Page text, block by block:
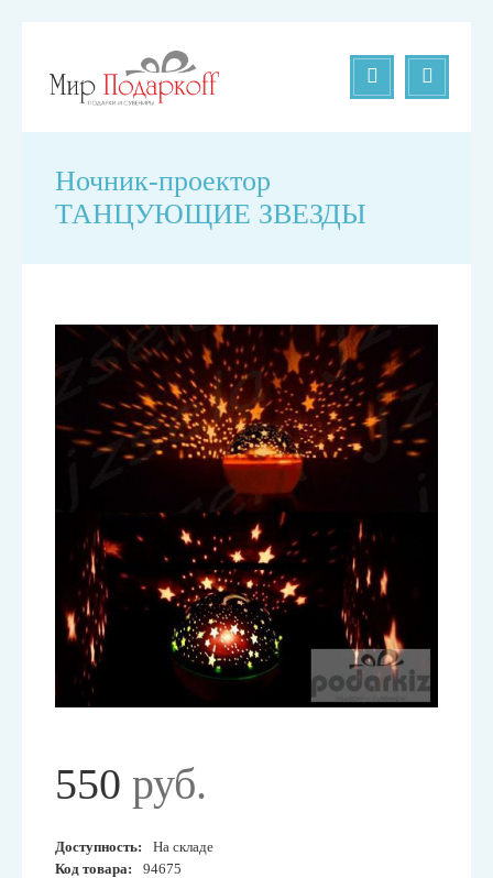
Ночник-проектор
ТАНЦУЮЩИЕ ЗВЕЗДЫ
550 руб.
Доступность:
На складе
Код товара:
94675